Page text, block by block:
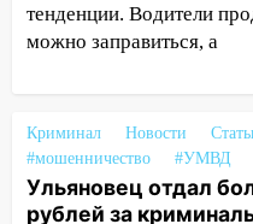
16:30 Прогноз
области на 5
16:12 Пуля
16-м этаже в
тенденции. Водители
можно заправиться, а
Криминал Новости
#мошенничество
#УМВД
Ульяновец отдал
рублей за